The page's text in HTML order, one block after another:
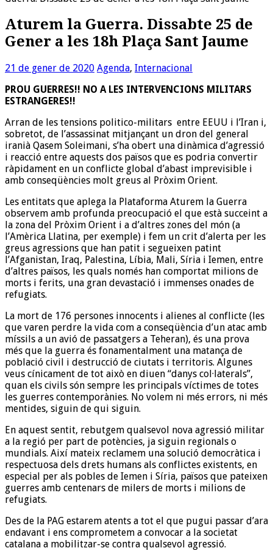
Aturem la Guerra. Dissabte 25 de
Gener a les 18h Plaça Sant Jaume
21 de gener de 2020 Agenda, Internacional
PROU GUERRES!! NO A LES INTERVENCIONS MILITARS
ESTRANGERES!!
Arran de les tensions politico-militars entre EEUU i l’Iran i,
sobretot, de l’assassinat mitjançant un dron del general
iranià Qasem Soleimani, s’ha obert una dinàmica d’agressió
i reacció entre aquests dos països que es podria convertir
ràpidament en un conflicte global d’abast imprevisible i
amb conseqüències molt greus al Pròxim Orient.
Les entitats que aplega la Plataforma Aturem la Guerra
observem amb profunda preocupació el que està succeint a
la zona del Pròxim Orient i a d’altres zones del món (a
l’Amèrica Llatina, per exemple) i fem un crit d’alerta per les
greus agressions que han patit i segueixen patint
l’Afganistan, Iraq, Palestina, Líbia, Mali, Síria i Iemen, entre
d’altres països, les quals només han comportat milions de
morts i ferits, una gran devastació i immenses onades de
refugiats.
La mort de 176 persones innocents i alienes al conflicte (les
que varen perdre la vida com a conseqüència d’un atac amb
míssils a un avió de passatgers a Teheran), és una prova
més que la guerra és fonamentalment una matança de
població civil i destrucció de ciutats i territoris. Algunes
veus cínicament de tot això en diuen “danys col·laterals”,
quan els civils són sempre les principals víctimes de totes
les guerres contemporànies. No volem ni més errors, ni més
mentides, siguin de qui siguin.
En aquest sentit, rebutgem qualsevol nova agressió militar
a la regió per part de potències, ja siguin regionals o
mundials. Així mateix reclamem una solució democràtica i
respectuosa dels drets humans als conflictes existents, en
especial per als pobles de Iemen i Síria, països que pateixen
guerres amb centenars de milers de morts i milions de
refugiats.
Des de la PAG estarem atents a tot el que pugui passar d’ara
endavant i ens comprometem a convocar a la societat
catalana a mobilitzar-se contra qualsevol agressió.